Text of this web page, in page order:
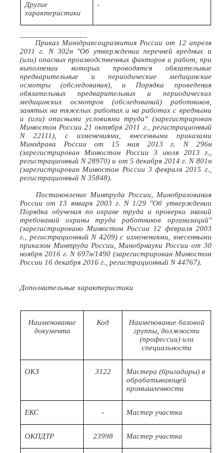
Другие
характеристики
-
Приказ Минздравсоцразвития России от 12 апреля
2011 г. N 302н "Об утверждении перечней вредных и
(или) опасных производственных факторов и работ, при
выполнении которых проводятся обязательные
предварительные и периодические медицинские
осмотры (обследования), и Порядка проведения
обязательных предварительных и периодических
медицинских осмотров (обследований) работников,
занятых на тяжелых работах и на работах с вредными
и (или) опасными условиями труда" (зарегистрирован
Минюстом России 21 октября 2011 г., регистрационный
N 22111), с изменениями, внесенными приказами
Минздрава России от 15 мая 2013 г. N 296н
(зарегистрирован Минюстом России 3 июля 2013 г.,
регистрационный N 28970) и от 5 декабря 2014 г. N 801н
(зарегистрирован Минюстом России 3 февраля 2015 г.,
регистрационный N 35848).
Постановление Минтруда России, Минобразования
России от 13 января 2003 г. N 1/29 "Об утверждении
Порядка обучения по охране труда и проверки знаний
требований охраны труда работников организаций"
(зарегистрировано Минюстом России 12 февраля 2003
г., регистрационный N 4209) с изменениями, внесенными
приказом Минтруда России, Минобрнауки России от 30
ноября 2016 г. N 697н/1490 (зарегистрирован Минюстом
России 16 декабря 2016 г., регистрационный N 44767).
Дополнительные характеристики
Наименование
документа
Код
Наименование базовой
группы, должности
(профессии) или
специальности
ОКЗ 3122
Мастера (бригадиры) в
обрабатывающей
промышленности
ЕКС - Мастер участка
ОКПДТР 23998 Мастер участка